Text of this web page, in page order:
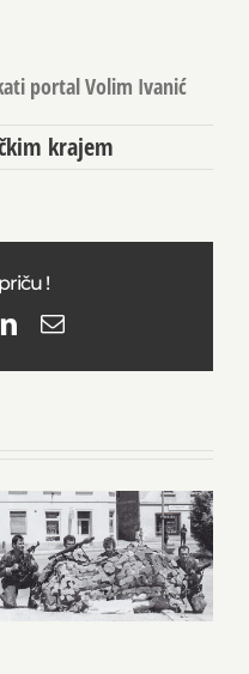
portal Volim Ivanić
krajem
!
LinkedIn
Email